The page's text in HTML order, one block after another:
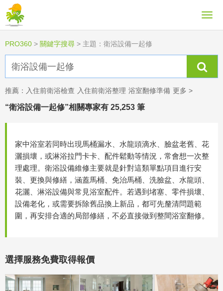
PRO360 > 關鍵字搜尋 > 主題：衛浴設備一起修
推薦： 入住前衛浴檢查 入住前衛浴整理 浴室翻修準備 更多 >
“衛浴設備一起修”相關專家有 25,253 筆
家中浴室若同時出現馬桶漏水、水龍頭滴水、臉盆老舊、花
灑損壞，或淋浴拉門卡卡、配件鬆動等情況，常會想一次整
理處理。衛浴設備維修主要就是針對這類單點項目進行安
裝、更換與修繕，涵蓋馬桶、免治馬桶、洗臉盆、水龍頭、
花灑、淋浴設備與常見浴室配件。若遇到堵塞、零件損壞、
設備老化，或需要拆除舊品換上新品，都可先釐清問題範
圍，再安排合適的局部修繕，不必直接做到整間浴室翻修。
選擇服務免費取得報價